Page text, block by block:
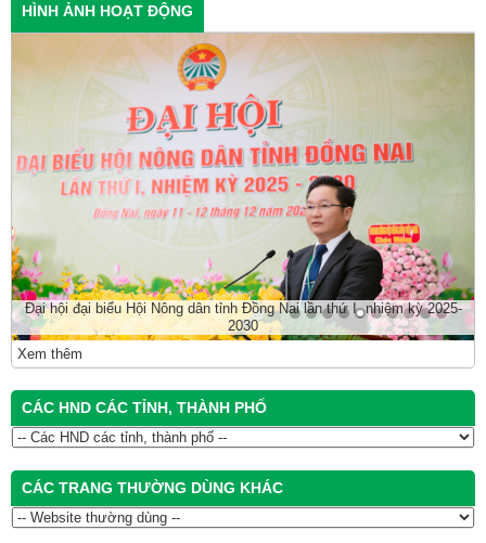
HÌNH ẢNH HOẠT ĐỘNG
Đại hội đại biểu Hội Nông dân tỉnh Đồng Nai lần thứ I, nhiệm kỳ 2025-
2030
Xem thêm
CÁC HND CÁC TỈNH, THÀNH PHỐ
CÁC TRANG THƯỜNG DÙNG KHÁC